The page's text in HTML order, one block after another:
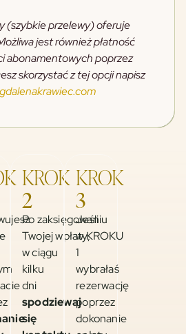
(szybkie przelewy) oferuje
jest również płatność
abonamentowych poprzez
skorzystać z tej opcji napisz
KROK
2
Po zaksięgowaniu
Twojej wpłaty,
w ciągu
kilku
dni
spodziewaj
się
KROK
3
Jeśli
w KROKU
1
wybrałaś
rezerwację
poprzez
dokonanie